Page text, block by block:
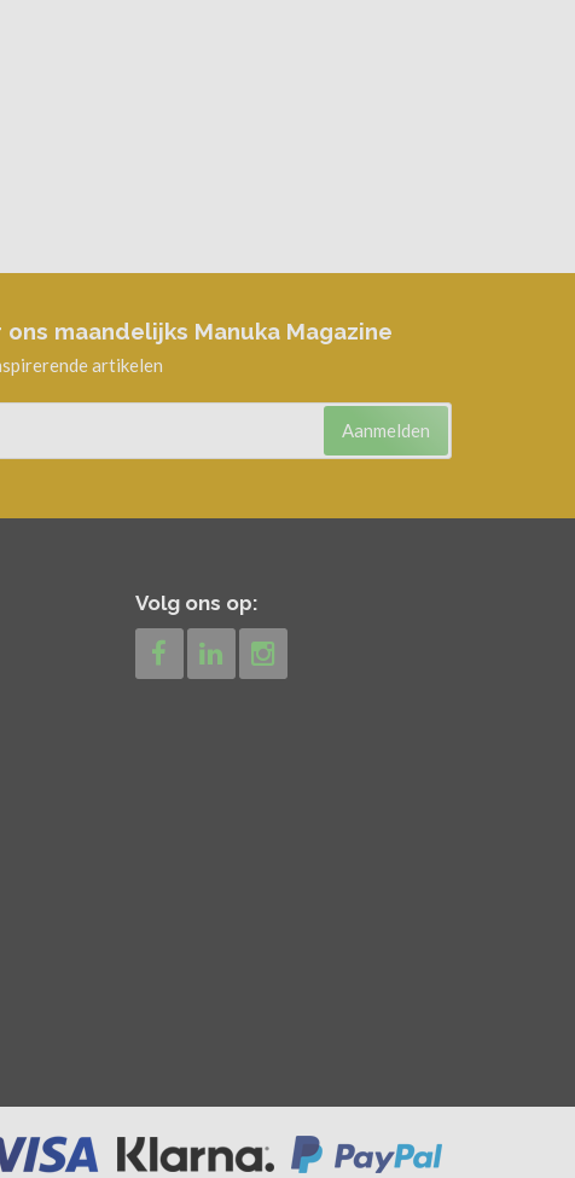
maandelijks Manuka Magazine
artikelen
Aanmelden
Volg ons op: